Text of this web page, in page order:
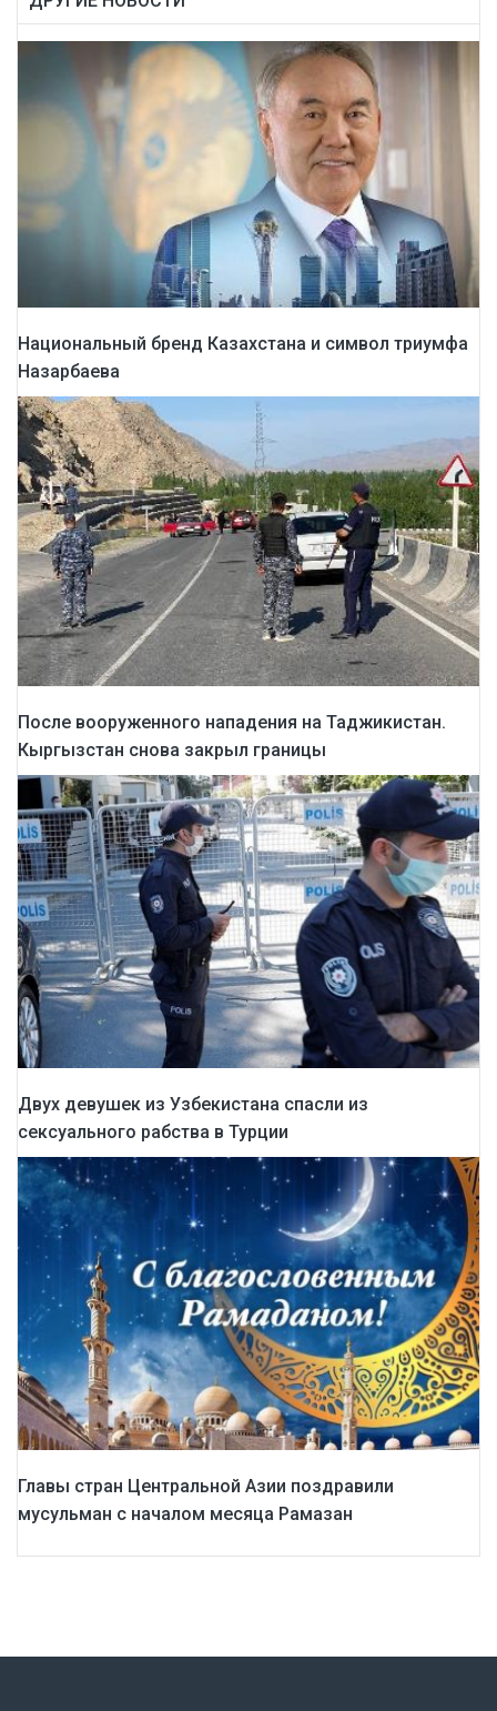
Национальный бренд Казахстана и символ триумфа
Назарбаева
После вооруженного нападения на Таджикистан.
Кыргызстан снова закрыл границы
Двух девушек из Узбекистана спасли из
сексуального рабства в Турции
Главы стран Центральной Азии поздравили
мусульман с началом месяца Рамазан